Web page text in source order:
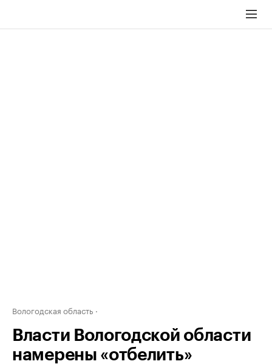
Вологодская область
Власти Вологодской области
намерены «отбелить»